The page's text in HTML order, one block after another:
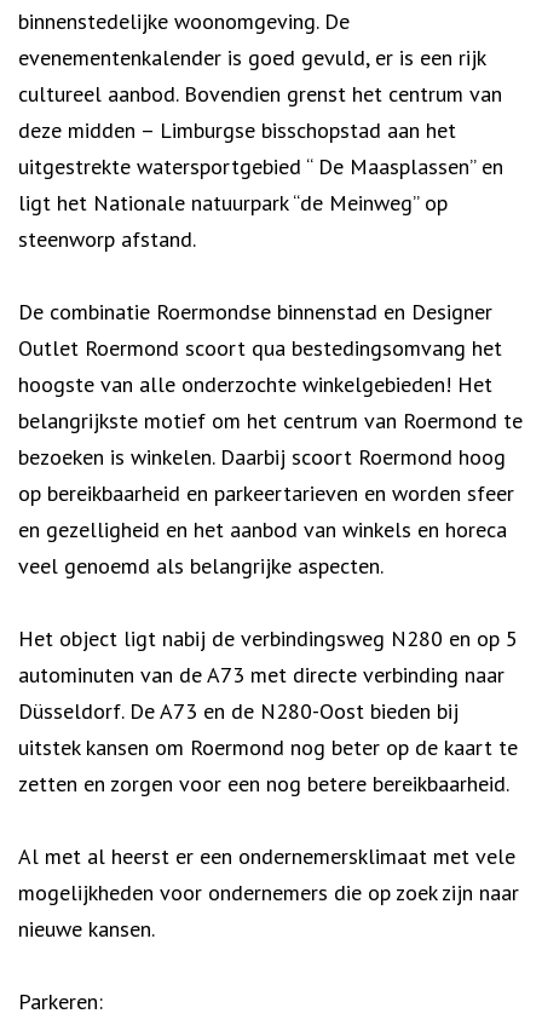
binnenstedelijke woonomgeving. De
evenementenkalender is goed gevuld, er is een rijk
cultureel aanbod. Bovendien grenst het centrum van
deze midden – Limburgse bisschopstad aan het
uitgestrekte watersportgebied “ De Maasplassen” en
ligt het Nationale natuurpark “de Meinweg” op
steenworp afstand.
De combinatie Roermondse binnenstad en Designer
Outlet Roermond scoort qua bestedingsomvang het
hoogste van alle onderzochte winkelgebieden! Het
belangrijkste motief om het centrum van Roermond te
bezoeken is winkelen. Daarbij scoort Roermond hoog
op bereikbaarheid en parkeertarieven en worden sfeer
en gezelligheid en het aanbod van winkels en horeca
veel genoemd als belangrijke aspecten.
Het object ligt nabij de verbindingsweg N280 en op 5
autominuten van de A73 met directe verbinding naar
Düsseldorf. De A73 en de N280-Oost bieden bij
uitstek kansen om Roermond nog beter op de kaart te
zetten en zorgen voor een nog betere bereikbaarheid.
Al met al heerst er een ondernemersklimaat met vele
mogelijkheden voor ondernemers die op zoek zijn naar
nieuwe kansen.
Parkeren: